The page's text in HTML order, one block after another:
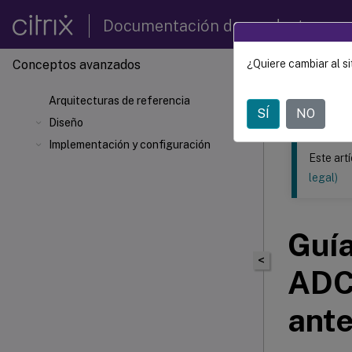
Documentación de productos
Conceptos avanzados
Arquitecturas de referencia
Diseño
Implementación y configuración
Este
<
Este
legal)
¿Quiere cambiar al
SÍ NO